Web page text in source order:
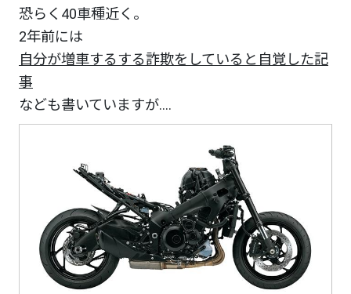
恐らく40車種近く。
2年前には
自分が増車するする詐欺をしていると自覚した記
事
なども書いていますが....